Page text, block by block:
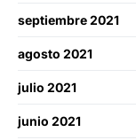
septiembre 2021
agosto 2021
julio 2021
junio 2021